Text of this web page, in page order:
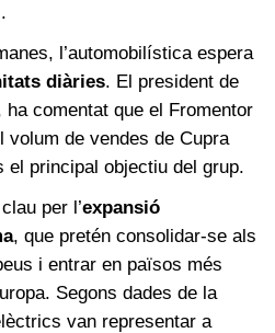
l’automobilística espera
diàries. El president de
ha comentat que el Fromentor
volum de vendes de Cupra
el principal objectiu del grup.
per l’expansió
, que pretén consolidar-se als
i entrar en països més
Segons dades de la
van representar a